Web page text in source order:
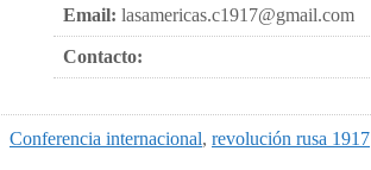
Email: lasamericas.c1917@gmail.com
Contacto:
Conferencia internacional, revolución rusa 1917